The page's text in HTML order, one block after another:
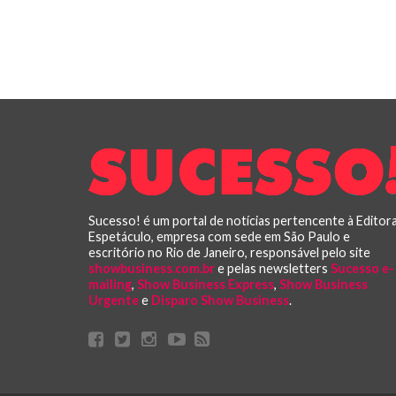
Sucesso! é um portal de notícias pertencente à
Espetáculo, empresa com sede em São Paulo e
escritório no Rio de Janeiro, responsável pelo site
showbusiness.com.bre pelas newsletters Sucesso e-
mailing, Show Business Express, Show Business
Urgentee Disparo Show Business.